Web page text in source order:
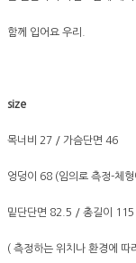
함께 입어요 우리.
size
목너비 27 / 가슴단면 46
엉덩이 68 (임의로 측정-체
밑단단면 82.5 / 총길이 115
( 측정하는 위치나 환경에